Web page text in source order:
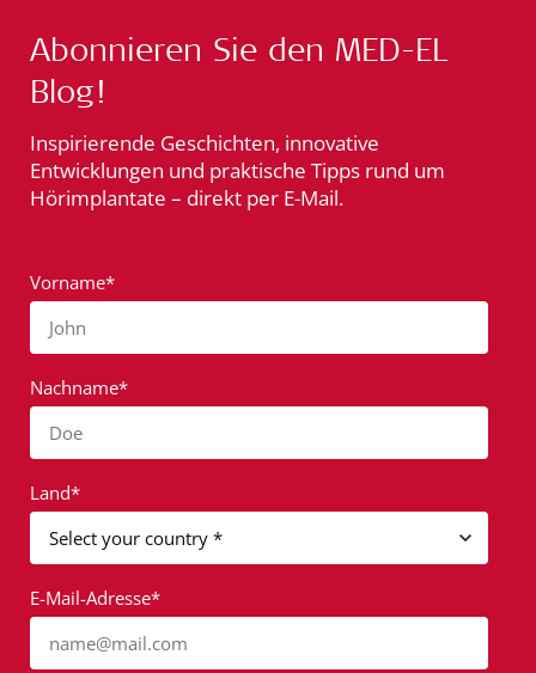
Abonnieren Sie den MED-EL
Blog!
Inspirierende Geschichten, innovative
Entwicklungen und praktische Tipps rund um
Hörimplantate – direkt per E-Mail.
Vorname*
John
Nachname*
Doe
Land*
E-Mail-Adresse*
name@mail.com